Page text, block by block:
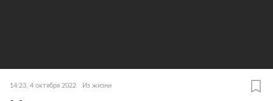
14:23, 4 октября 2022 Из жизни